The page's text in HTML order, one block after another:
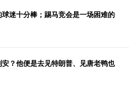
球迷十分棒；踢马竞会是一场困难的
？他便是去见特朗普、见唐老鸭也